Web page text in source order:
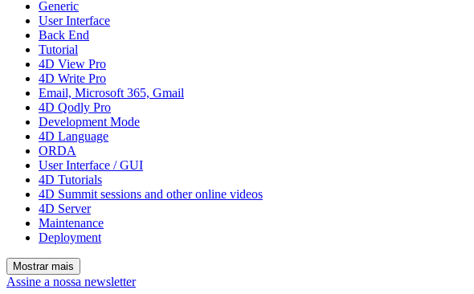
Generic
User Interface
Back End
Tutorial
4D View Pro
4D Write Pro
Email, Microsoft 365, Gmail
4D Qodly Pro
Development Mode
4D Language
ORDA
User Interface / GUI
4D Tutorials
4D Summit sessions and other online videos
4D Server
Maintenance
Deployment
Mostrar mais
Assine a nossa newsletter